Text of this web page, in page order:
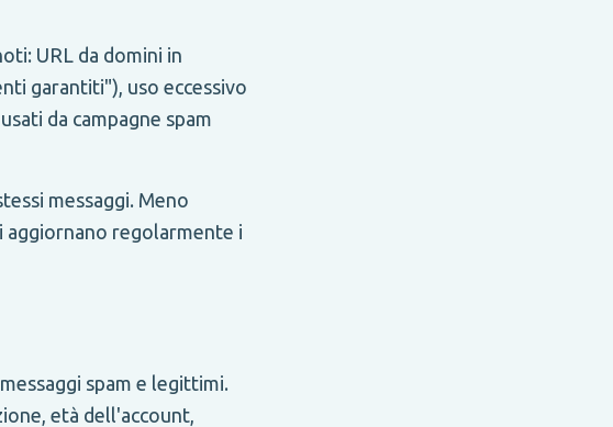
URL da domini in
garantiti"), uso eccessivo
da campagne spam
messaggi. Meno
aggiornano regolarmente i
spam e legittimi.
età dell'account,